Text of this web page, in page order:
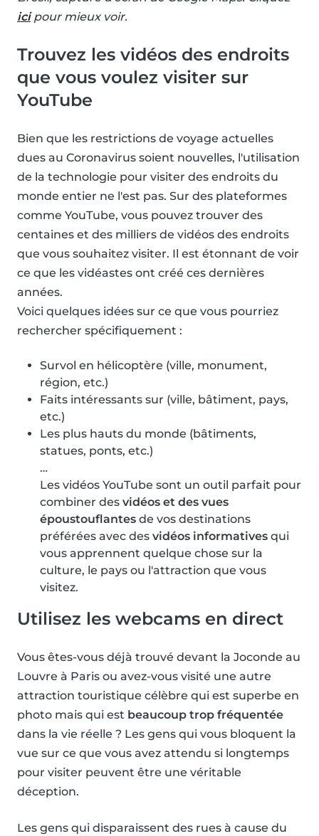
icipour mieux voir.
Trouvez les vidéos des endroits
que vous voulez visiter sur
YouTube
Bien que les restrictions de voyage actuelles
dues au Coronavirus soient nouvelles, l'utilisation
de la technologie pour visiter des endroits du
monde entier ne l'est pas. Sur des plateformes
comme YouTube, vous pouvez trouver des
centaines et des milliers de vidéos des endroits
que vous souhaitez visiter. Il est étonnant de voir
ce que les vidéastes ont créé ces dernières
années.
Voici quelques idées sur ce que vous pourriez
rechercher spécifiquement :
Survol en hélicoptère (ville, monument,
région, etc.)
Faits intéressants sur (ville, bâtiment, pays,
etc.)
Les plus hauts du monde (bâtiments,
statues, ponts, etc.)
…
Les vidéos YouTube sont un outil parfait pour
combiner des vidéos et des vues
époustouflantes de vos destinations
préférées avec des vidéos informatives qui
vous apprennent quelque chose sur la
culture, le pays ou l'attraction que vous
visitez.
Utilisez les webcams en direct
Vous êtes-vous déjà trouvé devant la Joconde au
Louvre à Paris ou avez-vous visité une autre
attraction touristique célèbre qui est superbe en
photo mais qui est beaucoup trop fréquentée
dans la vie réelle ? Les gens qui vous bloquent la
vue sur ce que vous avez attendu si longtemps
pour visiter peuvent être une véritable
déception.
Les gens qui disparaissent des rues à cause du